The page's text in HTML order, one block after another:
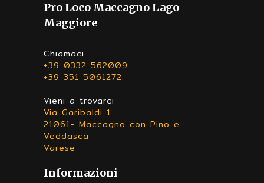
Pro Loco Maccagno Lago
Maggiore
Chiamaci
+39 0332 562009
+39 351 5061272
Vieni a trovarci
Via Garibaldi 1
21061- Maccagno con Pino e
Veddasca
Varese
Informazioni